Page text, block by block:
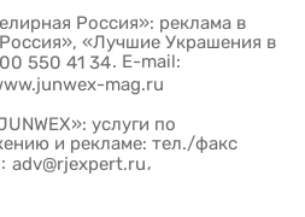
Россия»: реклама в
«Лучшие Украшения в
550 41 34. E-mail:
mag.ru
услуги по
и рекламе: тел./факс
adv@rjexpert.ru,